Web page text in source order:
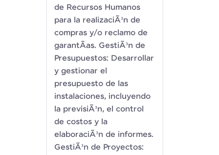
de Recursos Humanos
para la realizaciÃ³n de
compras y/o reclamo de
garantÃ­as. GestiÃ³n de
Presupuestos: Desarrollar
y gestionar el
presupuesto de las
instalaciones, incluyendo
la previsiÃ³n, el control
de costos y la
elaboraciÃ³n de informes.
GestiÃ³n de Proyectos: